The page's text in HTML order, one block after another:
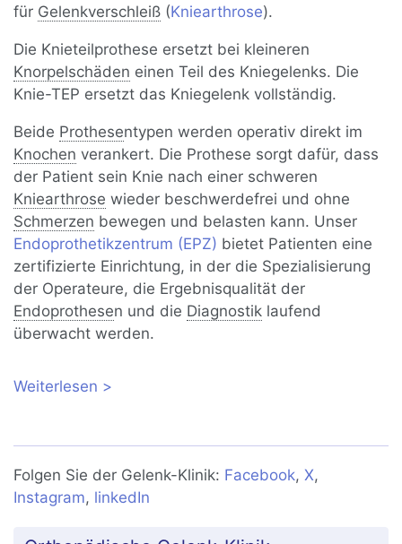
für Gelenkverschleiß (Kniearthrose).
Die Knieteilprothese ersetzt bei kleineren
Knorpelschäden einen Teil des Kniegelenks. Die
Knie-TEP ersetzt das Kniegelenk vollständig.
Beide Prothesentypen werden operativ direkt im
Knochen verankert. Die Prothese sorgt dafür, dass
der Patient sein Knie nach einer schweren
Kniearthrose wieder beschwerdefrei und ohne
Schmerzen bewegen und belasten kann. Unser
Endoprothetikzentrum (EPZ) bietet Patienten eine
zertifizierte Einrichtung, in der die Spezialisierung
der Operateure, die Ergebnisqualität der
Endoprothesen und die Diagnostik laufend
überwacht werden.
Weiterlesen über Knieendoprothese (Knie-TEP):
Folgen Sie der Gelenk-Klinik: Facebook,X,
Instagram, linkedIn